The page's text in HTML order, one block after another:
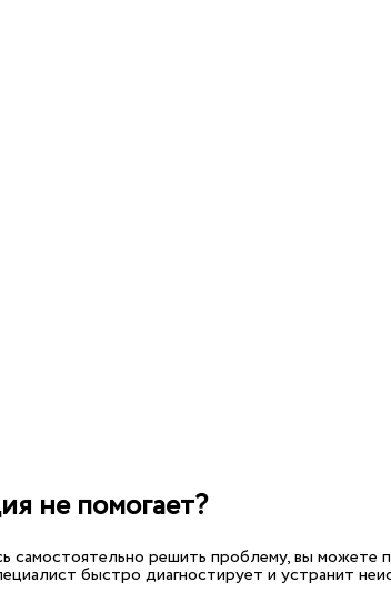
не помогает?
самостоятельно решить проблему, вы можете
быстро диагностирует и устранит